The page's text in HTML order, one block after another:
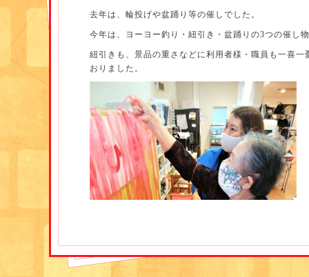
去年は、輪投げや盆踊り等の催しでした。
今年は、ヨーヨー釣り・紐引き・盆踊りの3つの催し
紐引きも、景品の重さなどに利用者様・職員も一喜一
おりました。